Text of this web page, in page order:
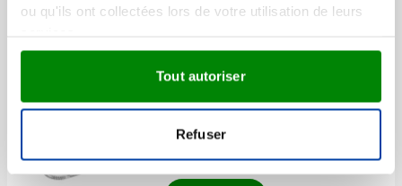
ou qu'ils ont collectées lors de votre utilisation de leurs
Tout autoriser
Refuser
Marquage à partir de 50 unités
Marquage à partir de 300 unités
Livraison à partir de14 août